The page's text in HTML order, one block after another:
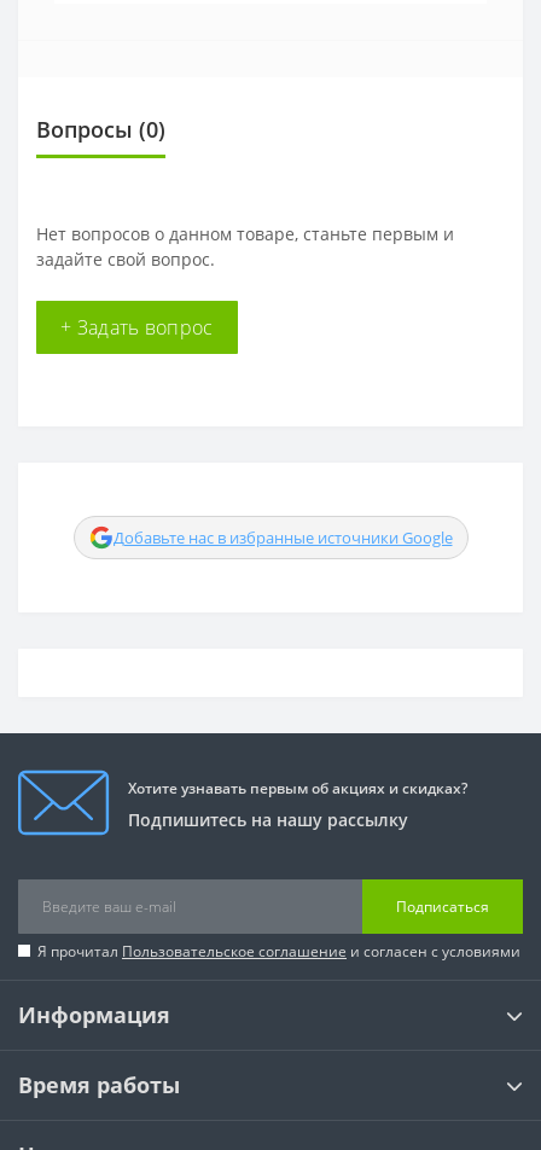
Вопросы (0)
Нет вопросов о данном товаре, станьте первым и
задайте свой вопрос.
+ Задать вопрос
Добавьте нас в избранные источники Google
Хотите узнавать первым об акциях и скидках?
Подпишитесь на нашу рассылку
Подписаться
Я прочитал Пользовательское соглашение и согласен с условиями
Информация
Время работы